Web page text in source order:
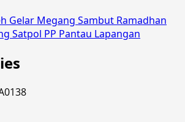
Gelar Megang Sambut Ramadhan
Satpol PP Pantau Lapangan